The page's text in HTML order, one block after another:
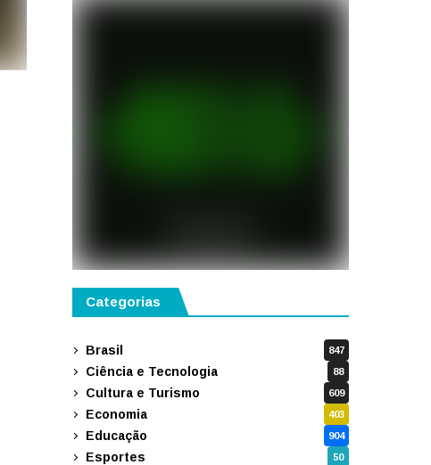
Categorias
Brasil 847
Ciência e Tecnologia 88
Cultura e Turismo 609
Economia 403
Educação 904
Esportes 50